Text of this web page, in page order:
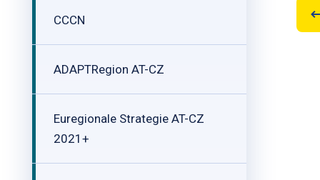
CCCN
ADAPTRegion AT-CZ
Euregionale Strategie AT-CZ
2021+